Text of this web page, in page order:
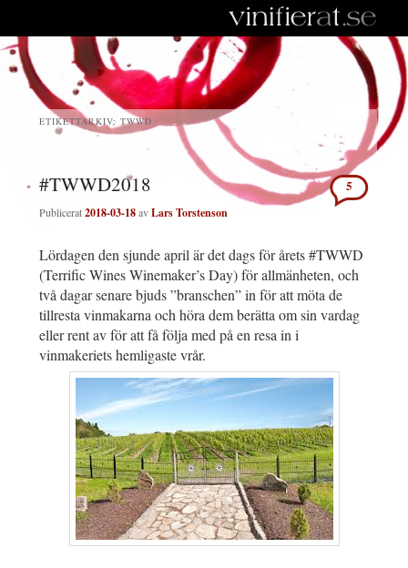
ETIKETTARKIV: TWWD
#TWWD2018
Publicerat2018-03-18avLars Torstenson
5
Lördagen den sjunde april är det dags för årets #TWWD
(Terrific Wines Winemaker’s Day) för allmänheten, och
två dagar senare bjuds ”branschen” in för att möta de
tillresta vinmakarna och höra dem berätta om sin vardag
eller rent av för att få följa med på en resa in i
vinmakeriets hemligaste vrår.